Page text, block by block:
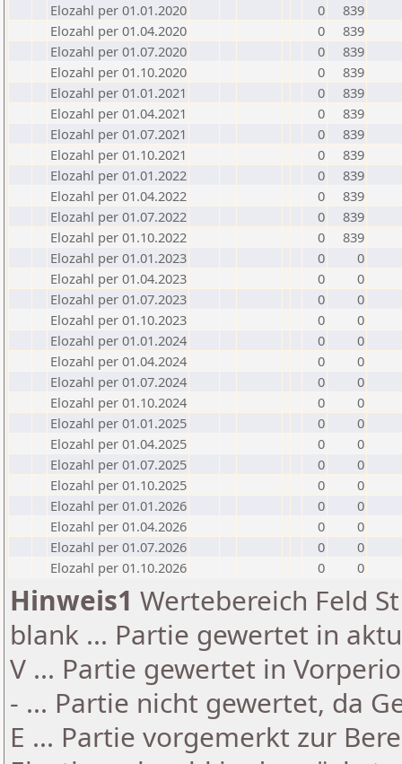
Elozahl per 01.01.2020
0
839
Elozahl per 01.04.2020
0
839
Elozahl per 01.07.2020
0
839
Elozahl per 01.10.2020
0
839
Elozahl per 01.01.2021
0
839
Elozahl per 01.04.2021
0
839
Elozahl per 01.07.2021
0
839
Elozahl per 01.10.2021
0
839
Elozahl per 01.01.2022
0
839
Elozahl per 01.04.2022
0
839
Elozahl per 01.07.2022
0
839
Elozahl per 01.10.2022
0
839
Elozahl per 01.01.2023
0
0
Elozahl per 01.04.2023
0
0
Elozahl per 01.07.2023
0
0
Elozahl per 01.10.2023
0
0
Elozahl per 01.01.2024
0
0
Elozahl per 01.04.2024
0
0
Elozahl per 01.07.2024
0
0
Elozahl per 01.10.2024
0
0
Elozahl per 01.01.2025
0
0
Elozahl per 01.04.2025
0
0
Elozahl per 01.07.2025
0
0
Elozahl per 01.10.2025
0
0
Elozahl per 01.01.2026
0
0
Elozahl per 01.04.2026
0
0
Elozahl per 01.07.2026
0
0
Elozahl per 01.10.2026
0 0
Hinweis1 Wertebereich Feld
blank ... Partie gewertet in
V ... Partie gewertet in
- ... Partie nicht gewertet, da
E ... Partie vorgemerkt zur